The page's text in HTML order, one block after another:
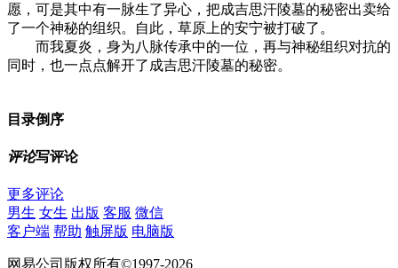
愿，可是其中有一脉生了异心，把成吉思汗陵墓的秘密出卖给
了一个神秘的组织。自此，草原上的安宁被打破了。
而我夏炎，身为八脉传承中的一位，再与神秘组织对抗的
同时，也一点点解开了成吉思汗陵墓的秘密。
目录倒序
评论写评论
更多评论
男生 女生 出版 客服 微信
客户端 帮助 触屏版 电脑版
网易公司版权所有©1997-2026